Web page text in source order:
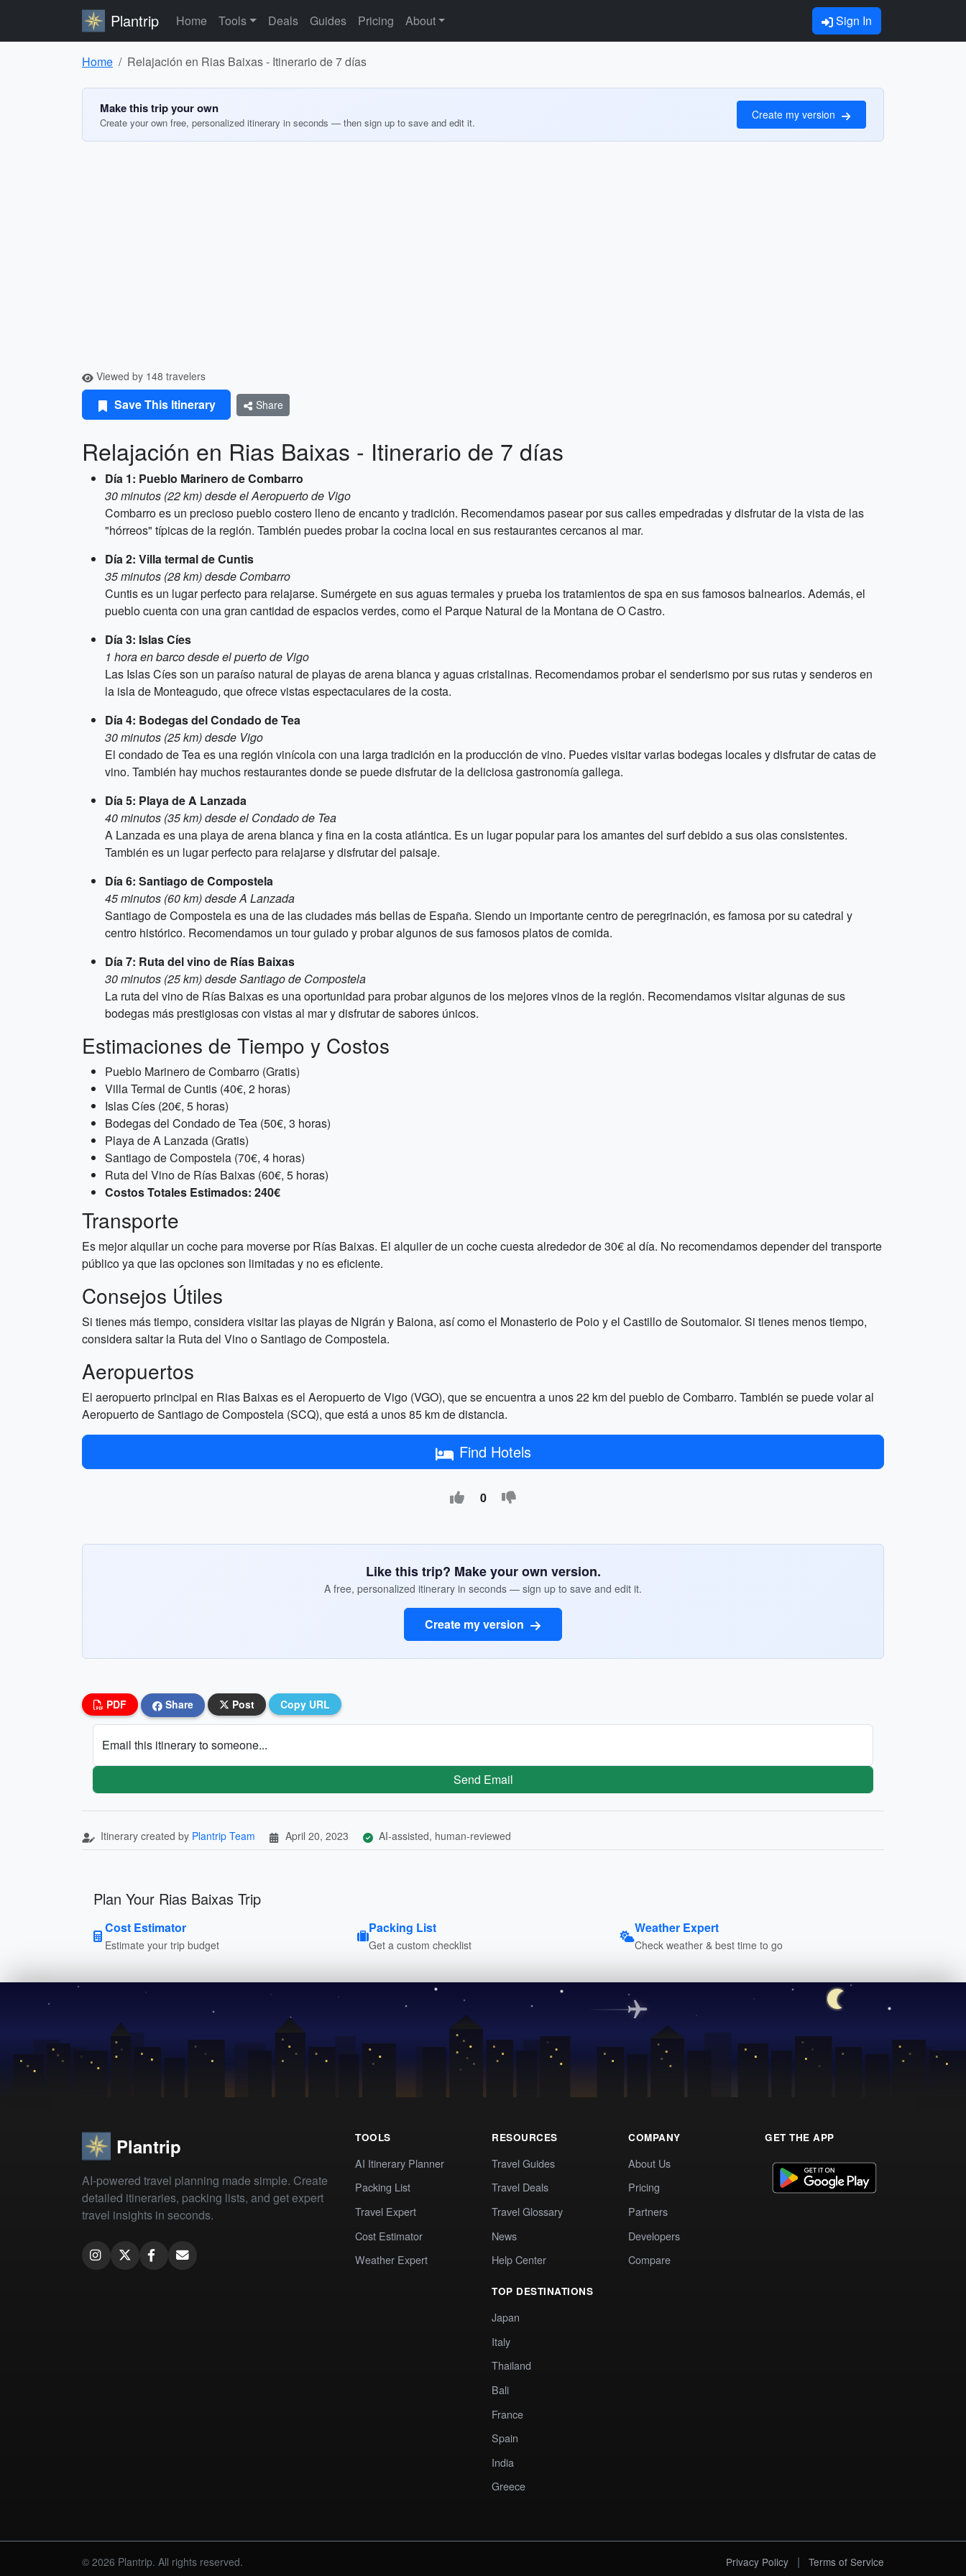
Plantrip Home Tools Deals Guides Pricing About Sign In
Home Relajación en Rias Baixas - Itinerario de 7 días
Make this trip your own
Create your own free, personalized itinerary in seconds — then sign up to save and edit it.
Create my version
Viewed by 148 travelers
Save This Itinerary Share
Relajación en Rias Baixas - Itinerario de 7 días
Día 1: Pueblo Marinero de Combarro
30 minutos (22 km) desde el Aeropuerto de Vigo
Combarro es un precioso pueblo costero lleno de encanto y tradición. Recomendamos pasear por sus calles empedradas y disfrutar de la vista de las
"hórreos" típicas de la región. También puedes probar la cocina local en sus restaurantes cercanos al mar.
Día 2: Villa termal de Cuntis
35 minutos (28 km) desde Combarro
Cuntis es un lugar perfecto para relajarse. Sumérgete en sus aguas termales y prueba los tratamientos de spa en sus famosos balnearios. Además, el
pueblo cuenta con una gran cantidad de espacios verdes, como el Parque Natural de la Montana de O Castro.
Día 3: Islas Cíes
1 hora en barco desde el puerto de Vigo
Las Islas Cíes son un paraíso natural de playas de arena blanca y aguas cristalinas. Recomendamos probar el senderismo por sus rutas y senderos en
la isla de Monteagudo, que ofrece vistas espectaculares de la costa.
Día 4: Bodegas del Condado de Tea
30 minutos (25 km) desde Vigo
El condado de Tea es una región vinícola con una larga tradición en la producción de vino. Puedes visitar varias bodegas locales y disfrutar de catas de
vino. También hay muchos restaurantes donde se puede disfrutar de la deliciosa gastronomía gallega.
Día 5: Playa de A Lanzada
40 minutos (35 km) desde el Condado de Tea
A Lanzada es una playa de arena blanca y fina en la costa atlántica. Es un lugar popular para los amantes del surf debido a sus olas consistentes.
También es un lugar perfecto para relajarse y disfrutar del paisaje.
Día 6: Santiago de Compostela
45 minutos (60 km) desde A Lanzada
Santiago de Compostela es una de las ciudades más bellas de España. Siendo un importante centro de peregrinación, es famosa por su catedral y
centro histórico. Recomendamos un tour guiado y probar algunos de sus famosos platos de comida.
Día 7: Ruta del vino de Rías Baixas
30 minutos (25 km) desde Santiago de Compostela
La ruta del vino de Rías Baixas es una oportunidad para probar algunos de los mejores vinos de la región. Recomendamos visitar algunas de sus
bodegas más prestigiosas con vistas al mar y disfrutar de sabores únicos.
Estimaciones de Tiempo y Costos
Pueblo Marinero de Combarro (Gratis)
Villa Termal de Cuntis (40€, 2 horas)
Islas Cíes (20€, 5 horas)
Bodegas del Condado de Tea (50€, 3 horas)
Playa de A Lanzada (Gratis)
Santiago de Compostela (70€, 4 horas)
Ruta del Vino de Rías Baixas (60€, 5 horas)
Costos Totales Estimados: 240€
Transporte
Es mejor alquilar un coche para moverse por Rías Baixas. El alquiler de un coche cuesta alrededor de 30€ al día. No recomendamos depender del transporte
público ya que las opciones son limitadas y no es eficiente.
Consejos Útiles
Si tienes más tiempo, considera visitar las playas de Nigrán y Baiona, así como el Monasterio de Poio y el Castillo de Soutomaior. Si tienes menos tiempo,
considera saltar la Ruta del Vino o Santiago de Compostela.
Aeropuertos
El aeropuerto principal en Rias Baixas es el Aeropuerto de Vigo (VGO), que se encuentra a unos 22 km del pueblo de Combarro. También se puede volar al
Aeropuerto de Santiago de Compostela (SCQ), que está a unos 85 km de distancia.
Find Hotels
0
Like this trip? Make your own version.
A free, personalized itinerary in seconds — sign up to save and edit it.
Create my version
PDF Share Post Copy URL
Email this itinerary to someone...
Send Email
Itinerary created by Plantrip Team April 20, 2023 AI-assisted, human-reviewed
Plan Your Rias Baixas Trip
Cost Estimator
Estimate your trip budget
Packing List
Get a custom checklist
Weather Expert
Check weather & best time to go
Plantrip
AI-powered travel planning made simple. Create
detailed itineraries, packing lists, and get expert
travel insights in seconds.
TOOLS
AI Itinerary Planner
Packing List
Travel Expert
Cost Estimator
Weather Expert
RESOURCES
Travel Guides
Travel Deals
Travel Glossary
News
Help Center
TOP DESTINATIONS
Japan
Italy
Thailand
Bali
France
Spain
India
Greece
COMPANY
About Us
Pricing
Partners
Developers
Compare
GET THE APP
© 2026 Plantrip. All rights reserved. Privacy Policy | Terms of Service